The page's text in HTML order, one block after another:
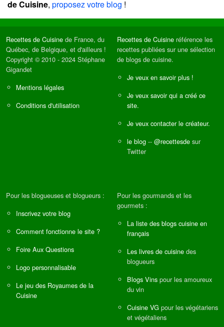
de Cuisine, proposez votre blog !
Recettes de Cuisine de France, du
Québec, de Belgique, et d'ailleurs !
Copyright © 2010 - 2024 Stéphane
Gigandet
Mentions légales
Conditions d'utilisation
Recettes de Cuisine référence les
recettes publiées sur une sélection
de blogs de cuisine.
Je veux en savoir plus !
Je veux savoir qui a créé ce
site.
Je veux contacter le créateur.
le blog -- @recettesde sur
Twitter
Pour les blogueuses et blogueurs :
Inscrivez votre blog
Comment fonctionne le site ?
Foire Aux Questions
Logo personnalisable
Le jeu des Royaumes de la
Cuisine
Pour les gourmands et les
gourmets :
La liste des blogs cuisine en
français
Les livres de cuisine des
blogueurs
Blogs Vins pour les amoureux
du vin
Cuisine VG pour les végétariens
et végétaliens